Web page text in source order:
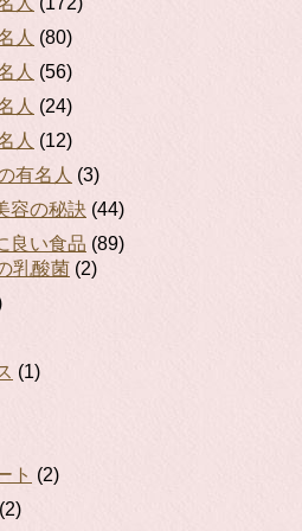
人 (80)
人 (56)
人 (24)
人 (12)
有名人 (3)
容の秘訣 (44)
良い食品 (89)
乳酸菌 (2)
(1)
ト (2)
(2)